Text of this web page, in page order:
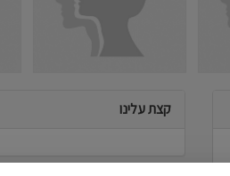
קצת עלינו